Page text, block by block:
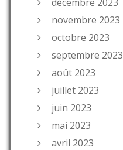
novembre 2023
octobre 2023
septembre 2023
août 2023
juillet 2023
juin 2023
mai 2023
avril 2023